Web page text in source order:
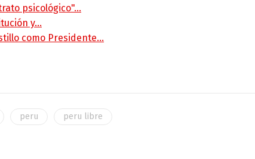
psicológico"…
y…
como Presidente…
peru peru libre